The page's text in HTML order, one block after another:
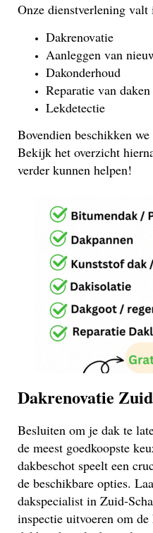
Onze dienstverlening
Dakrenovatie
Aanleggen van
Dakonderhoud
Reparatie van daken
Lekdetectie
Bovendien beschikken
Bekijk het overzicht
verder kunnen helpen!
Dakrenovatie
Besluiten om je dak te
de meest goedkoopste
dakbeschot speelt een
de beschikbare opties.
dakspecialist in Zuid-
inspectie uitvoeren om